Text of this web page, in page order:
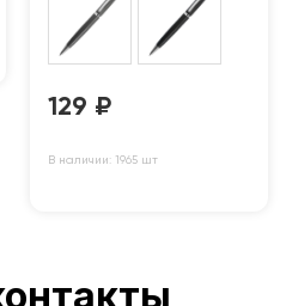
129 ₽
В наличии: 1965 шт